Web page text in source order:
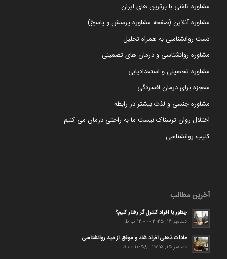
مشاوره تلفنی با برترین های ایران
مشاوره آنلاین (صفحه مشاوره پرسش و پاسخ)
تست روانشناسی به همراه تحلیل
مشاوره روانشناسی و درمان های تضمینی
مشاوره تحصیلی و استعدادیابی
معجزه برای درمان افسردگی
مشاوره جنسی و لذت بیشتر در رابطه
اختلال روان ترسناک نیست ما به راحتی درمان می کنیم
کلیپ روانشناسی
آخرین مطالب
چطور با افراد کنترل گر رفتار کنیم؟
دسامبر 16, 2025 - 12:00 ب.ظ
عادات ذهنی افراد شاد و موفق از دید روانشناسی
دسامبر 15, 2025 - 10:58 ب.ظ